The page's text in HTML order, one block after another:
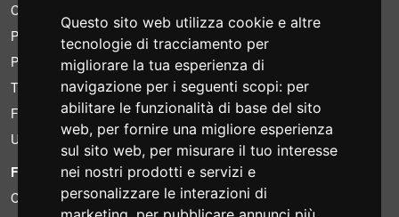
Questo sito web utilizza cookie e altre
tecnologie di tracciamento per
migliorare la tua esperienza di
navigazione per i seguenti scopi: per
abilitare le funzionalità di base del sito
web, per fornire una migliore esperienza
sul sito web, per misurare il tuo interesse
nei nostri prodotti e servizi e
personalizzare le interazioni di
Condizioni di noleggio
Preventivi
Pacchetti risparmio
Trovato a meno?
Finanziamento
Usato
FOTOCOLOMBO.IT
Chi siamo